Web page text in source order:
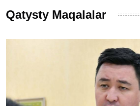
Qatysty Maqalalar